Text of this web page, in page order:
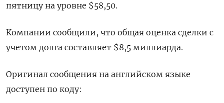
пятницу ​на уровне $58,50.
Компании сообщили, что общая оценка сделки с
учетом долга составляет $8,5 ​миллиарда.
Оригинал ⁠сообщения на английском ‌языке
доступен ‌по коду: